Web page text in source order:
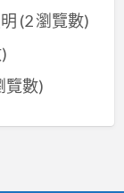
(2 瀏覽數)
覽數)